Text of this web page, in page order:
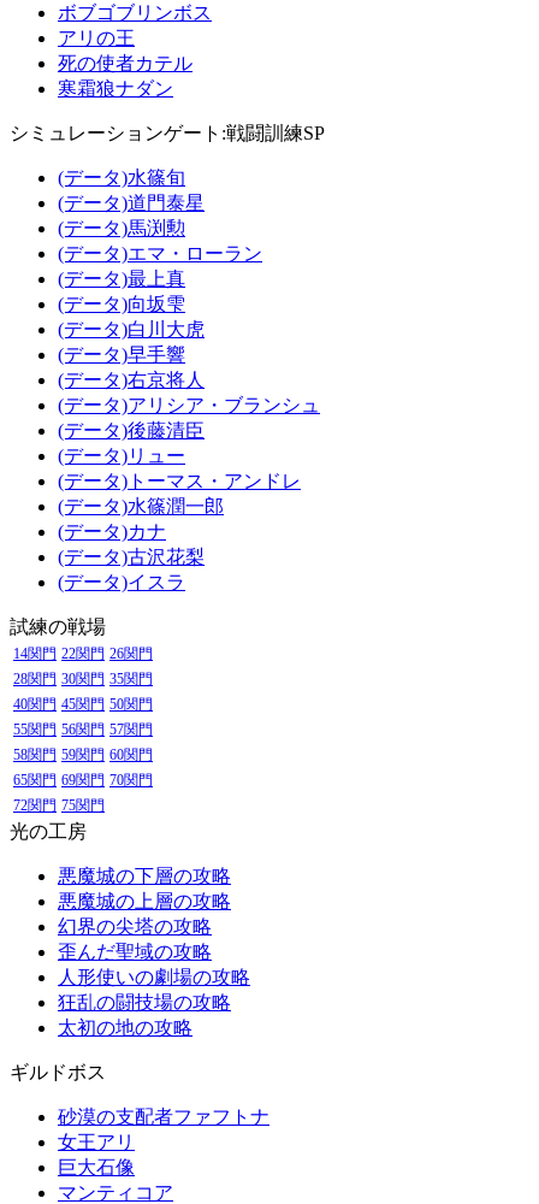
ボブゴブリンボス
アリの王
死の使者カテル
寒霜狼ナダン
シミュレーションゲート:戦闘訓練SP
(データ)水篠旬
(データ)道門泰星
(データ)馬渕勲
(データ)エマ・ローラン
(データ)最上真
(データ)向坂雫
(データ)白川大虎
(データ)早手響
(データ)右京将人
(データ)アリシア・ブランシュ
(データ)後藤清臣
(データ)リュー
(データ)トーマス・アンドレ
(データ)水篠潤一郎
(データ)カナ
(データ)古沢花梨
(データ)イスラ
試練の戦場
14関門 22関門 26関門
28関門 30関門 35関門
40関門 45関門 50関門
55関門 56関門 57関門
58関門 59関門 60関門
65関門 69関門 70関門
72関門 75関門
光の工房
悪魔城の下層の攻略
悪魔城の上層の攻略
幻界の尖塔の攻略
歪んだ聖域の攻略
人形使いの劇場の攻略
狂乱の闘技場の攻略
太初の地の攻略
ギルドボス
砂漠の支配者ファフトナ
女王アリ
巨大石像
マンティコア